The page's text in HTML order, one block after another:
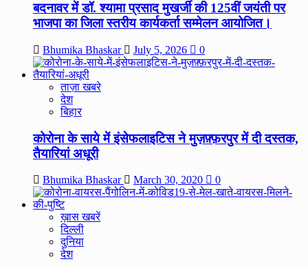
बदनावर में डॉ. श्यामा प्रसाद मुखर्जी की 125वीं जयंती पर
भाजपा का जिला स्तरीय कार्यकर्ता सम्मेलन आयोजित।
Bhumika Bhaskar July 5, 2026 0
ताज़ा खबरे
देश
बिहार
कोरोना के साये में इंसेफलाइटिस ने मुज़फ़्फ़रपुर में दी दस्तक,
तैयारियां अधूरी
Bhumika Bhaskar March 30, 2020 0
ख़ास खबरें
दिल्ली
दुनिया
देश